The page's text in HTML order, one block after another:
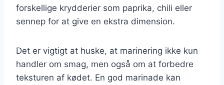
forskellige krydderier som paprika, chili eller
sennep for at give en ekstra dimension.
Det er vigtigt at huske, at marinering ikke kun
handler om smag, men også om at forbedre
teksturen af kødet. En god marinade kan